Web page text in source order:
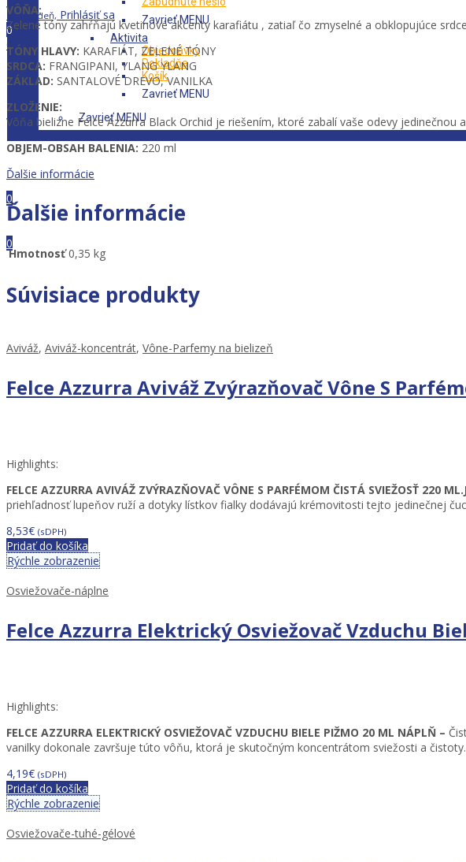
Dobrý deň, Prihlásiť sa
0
0,00€
Zavrieť MENU
Aktivita
Objednávky
Pokladňa
Košík
Zavrieť MENU
Zavrieť MENU
Prihlásiť sa
0
0,00€
0
0,00€
VÔŇA:
Zelené tóny zahŕňajú kvetinové akcenty karafiátu , zatiaľ čo zmyselné a obklopujúce
TÓNY HLAVY: KARAFIÁT, ZELENÉ TÓNY
SRDCA: FRANGIPANI, YLANG YLANG
ZÁKLAD: SANTALOVÉ DREVO, VANILKA
ZLOŽENIE:
Vôňa bielizne Felce Azzurra Black Orchid je riešením, ktoré zabalí vaše odevy
OBJEM-OBSAH BALENIA: 220 ml
Ďalšie informácie
Ďalšie informácie
Hmotnosť 0,35 kg
Súvisiace produkty
Aviváž, Aviváž-koncentrát, Vône-Parfemy na bielizeň
Felce Azzurra Aviváž Zvýrazňovač Vône S
Highlights:
FELCE AZZURRA AVIVÁŽ ZVÝRAZŇOVAČ VÔNE S PARFÉMOM ČISTÁ SVIEŽOSŤ 220
priehľadnosť lupeňov ruží a dotyky lístkov fialky dodávajú krémovitosti tejto jedinečnej
8,53€ (sDPH)
Pridať do košíka
Rýchle zobrazenie
Osviežovače-náplne
Felce Azzurra Elektrický Osviežovač Vzduchu
Highlights:
FELCE AZZURRA ELEKTRICKÝ OSVIEŽOVAČ VZDUCHU BIELE PIŽMO 20 ML NÁPLŇ –
vanilky dokonale završuje túto vôňu, ktorá je skutočným koncentrátom sviežosti a čistoty.
4,19€ (sDPH)
Pridať do košíka
Rýchle zobrazenie
Osviežovače-tuhé-gélové